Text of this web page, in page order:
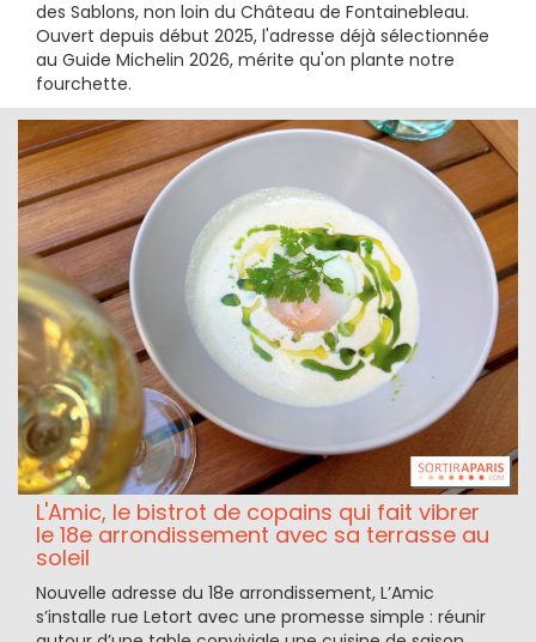
des Sablons, non loin du Château de Fontainebleau.
Ouvert depuis début 2025, l'adresse déjà sélectionnée
au Guide Michelin 2026, mérite qu'on plante notre
fourchette.
L'Amic, le bistrot de copains qui fait vibrer
le 18e arrondissement avec sa terrasse au
soleil
Nouvelle adresse du 18e arrondissement, L’Amic
s’installe rue Letort avec une promesse simple : réunir